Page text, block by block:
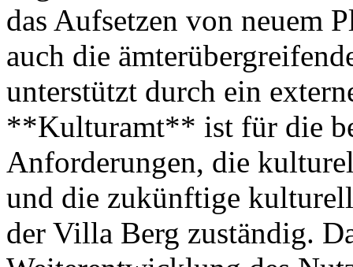
das Aufsetzen von neuem
auch die
unterstützt durch ein
**Kulturamt** ist für die
Anforderungen, die
und die zukünftige
der Villa Berg zuständig.